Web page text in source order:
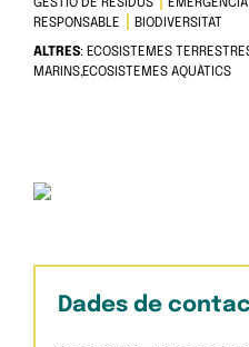
GESTIÓ DE RESIDUS
RESPONSABLE
BIODIVERSITAT
ALTRES: ECOSISTEMES
MARINS,ECOSISTEMES AQUÀTICS
Dades de